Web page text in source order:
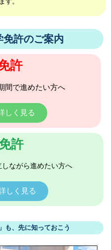
許のご案内
許
間で進めたい方へ
しく見る
許
ながら進めたい方へ
しく見る
も、先に知っておこう